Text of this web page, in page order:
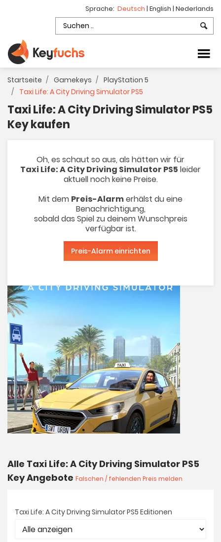
Sprache: Deutsch | English | Nederlands
Startseite Gamekeys
PlayStation 5
Taxi Life: A City Driving Simulator PS5
Taxi Life: A City Driving Simulator PS5
Key kaufen
Oh, es schaut so aus, als hätten wir für
Taxi Life: A City Driving Simulator PS5 leider
aktuell noch keine Preise.
Mit dem Preis-Alarmerhälst du eine
Benachrichtigung,
sobald das Spiel zu deinem Wunschpreis
verfügbar ist.
Preis-Alarm einrichten
Alle Taxi Life: A City Driving Simulator PS5
Key Angebote Falschen / fehlenden Preis melden
Taxi Life: A City Driving Simulator PS5 Editionen